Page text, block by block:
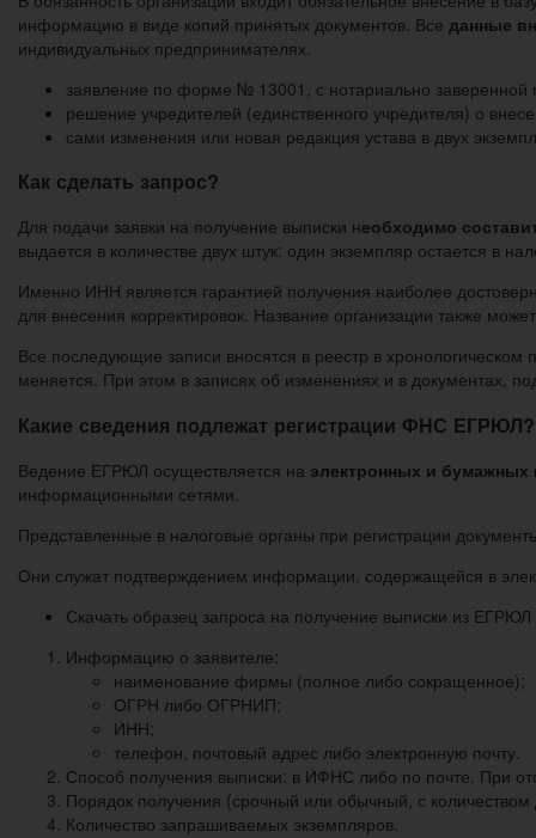
информацию в виде копий принятых документов. Все данные
индивидуальных предпринимателях.
заявление по форме № 13001, с нотариально заверенной
решение учредителей (единственного учредителя) о
сами изменения или новая редакция устава в двух
Как сделать запрос?
Для подачи заявки на получение выписки необходимо
выдается в количестве двух штук: один экземпляр остается в
Именно ИНН является гарантией получения наиболее
для внесения корректировок. Название организации также
Все последующие записи вносятся в реестр в
меняется. При этом в записях об изменениях и в документах,
Какие сведения подлежат регистрации ФНС ЕГРЮЛ?
Ведение ЕГРЮЛ осуществляется на электронных и бумажных
информационными сетями.
Представленные в налоговые органы при регистрации
Они служат подтверждением информации, содержащейся в
Скачать образец запроса на получение выписки из ЕГРЮЛ
Информацию о заявителе:
наименование фирмы (полное либо сокращенное);
ОГРН либо ОГРНИП;
ИНН;
телефон, почтовый адрес либо электронную почту.
Способ получения выписки: в ИФНС либо по почте. При
Порядок получения (срочный или обычный, с количеством
Количество запрашиваемых экземпляров.